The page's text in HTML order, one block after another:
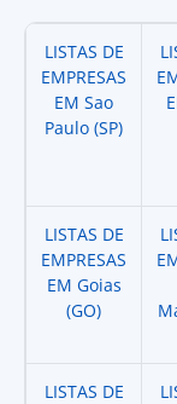
LISTAS DE
EMPRESAS
EM Sao
Paulo (SP)
LISTAS DE
EMPRESAS
EM Goias
(GO)
LISTAS DE